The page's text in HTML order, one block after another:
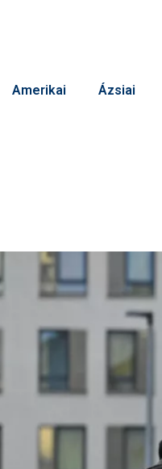
Amerikai Ázsiai